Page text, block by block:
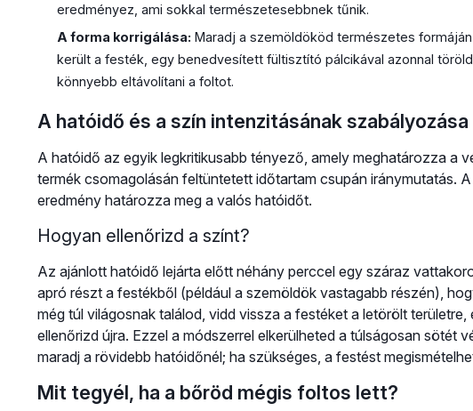
eredményez, ami sokkal természetesebbnek tűnik.
A forma korrigálása: Maradj a szemöldököd természetes
került a festék, egy benedvesített fültisztító pálcikával azonnal
könnyebb eltávolítani a foltot.
A hatóidő és a szín intenzitásának szabályozása
A hatóidő az egyik legkritikusabb tényező, amely meghatározza a
termék csomagolásán feltüntetett időtartam csupán iránymutatás.
eredmény határozza meg a valós hatóidőt.
Hogyan ellenőrizd a színt?
Az ajánlott hatóidő lejárta előtt néhány perccel egy száraz
apró részt a festékből (például a szemöldök vastagabb részén),
még túl világosnak találod, vidd vissza a festéket a letörölt területre,
ellenőrizd újra. Ezzel a módszerrel elkerülheted a túlságosan sötét
maradj a rövidebb hatóidőnél; ha szükséges, a festést
Mit tegyél, ha a bőröd mégis foltos lett?